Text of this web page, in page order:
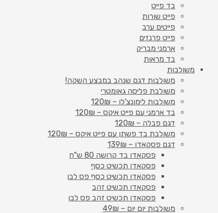
בד פייט
פייט שורות
פייטים ערב
פייט פרנזים
ארמני מבריק
בד מראות
משולבות
משולבות דגם שנהב במבצע השקה!
משולבת פליסה גאומטרי
משולבות לימונצ'לו – 120₪
בד ארמני עם פייט איקס – 120₪
דגם פבלה – 120₪
משולבת בד פשתן עם פייט איקס – 120₪
דגם פסקאדו – 139₪
פסקאדו בד קרושה 80 ש"ח
פסקאדו תכשיט כסף
פסקאדו תכשיט כסף פס לבן
פסקאדו תכשיט זהב
פסקאדו תכשיט זהב פס לבן
משולבות יום יום – 49₪